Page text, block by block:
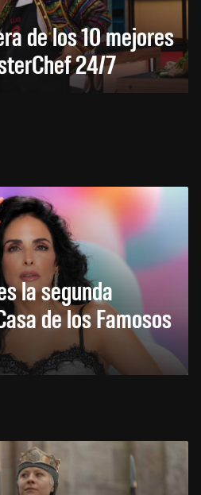
de los 10 mejores
24/7
la segunda
de los Famosos